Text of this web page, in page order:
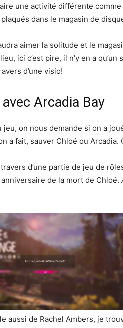
une activité différente
dans le magasin de
aimer la solitude et le
ici c’est pire, il n’y en a
d’une visio!
avec Arcadia Bay
jeu, on nous demande si on a
a fait, sauver Chloé ou
d’une partie de jeu de
anniversaire de la mort de Chloé.
aussi de Rachel Ambers, je